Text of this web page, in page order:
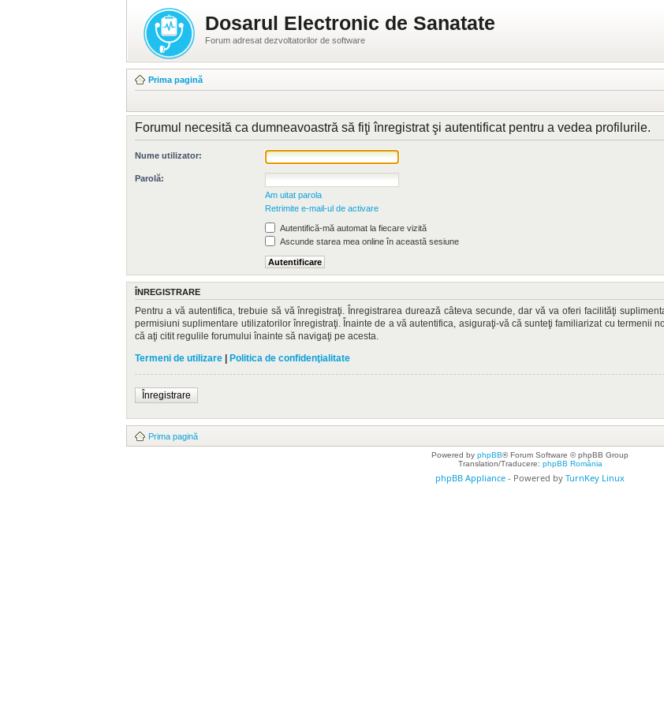
Dosarul Electronic de Sanatate
Forum adresat dezvoltatorilor de software
Prima pagină
Forumul necesită ca dumneavoastră să fiţi înregistrat şi autentificat pentru a vedea profilurile.
Nume utilizator:
Parolă:
Am uitat parola
Retrimite e-mail-ul de activare
Autentifică-mă automat la fiecare vizită
Ascunde starea mea online în această sesiune
ÎNREGISTRARE
Pentru a vă autentifica, trebuie să vă înregistraţi. Înregistrarea durează câteva secunde, dar vă va oferi facilităţi
permisiuni suplimentare utilizatorilor înregistraţi. Înainte de a vă autentifica, asiguraţi-vă că sunteţi familiarizat cu termenii
că aţi citit regulile forumului înainte să navigaţi pe acesta.
Termeni de utilizare | Politica de confidenţialitate
Înregistrare
Prima pagină
Powered by phpBB® Forum Software © phpBB Group
Translation/Traducere: phpBB România
phpBB Appliance - Powered by TurnKey Linux